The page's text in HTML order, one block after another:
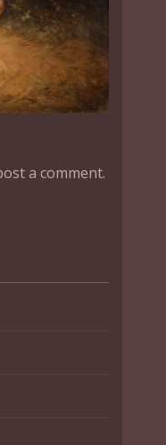
a comment.